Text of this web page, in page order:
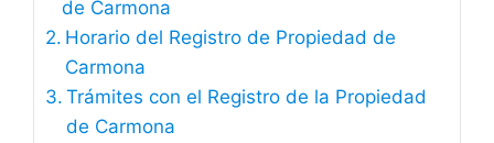
de Carmona
Horario del Registro de Propiedad de
Carmona
Trámites con el Registro de la Propiedad
de Carmona